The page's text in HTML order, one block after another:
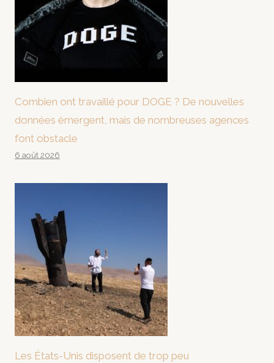
Combien ont travaillé pour DOGE ? De nouvelles
données émergent, mais de nombreuses agences
font obstacle
6 août 2026
Les États-Unis disposent de trop peu